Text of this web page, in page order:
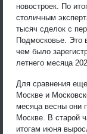
новостроек. По
столичным
тысяч сделок с
Подмосковье. Это
чем было
летнего месяца
Для сравнения
Москве и
месяца весны они
Москве. В старой
итогам июня